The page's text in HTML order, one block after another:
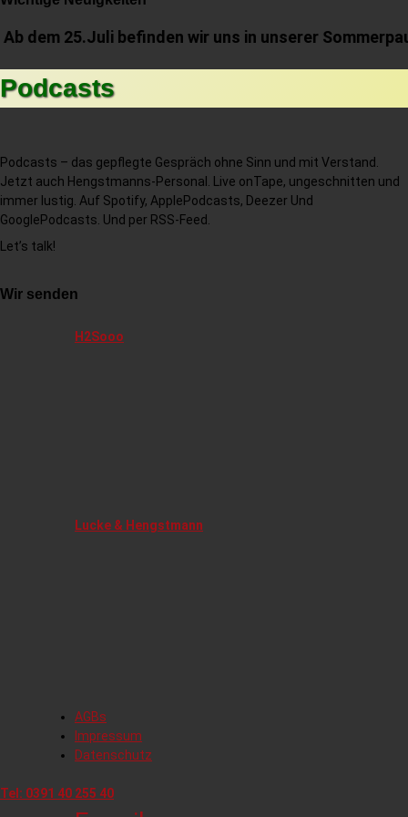
dem 25.Juli befinden wir uns in unserer
Podcasts
Podcasts – das gepflegte Gespräch ohne Sinn und mit Verstand.
Jetzt auch Hengstmanns-Personal. Live onTape, ungeschnitten und
immer lustig. Auf Spotify, ApplePodcasts, Deezer Und
GooglePodcasts. Und per RSS-Feed.
Let’s talk!
Wir senden
H2Sooo
Lucke & Hengstmann
AGBs
Impressum
Datenschutz
Tel: 0391 40 255 40